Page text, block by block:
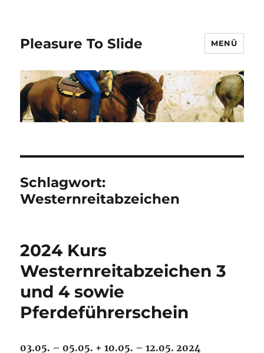
Pleasure To Slide MENÜ
Schlagwort:
Westernreitabzeichen
2024 Kurs
Westernreitabzeichen 3
und 4 sowie
Pferdeführerschein
03.05. – 05.05. + 10.05. – 12.05. 2024